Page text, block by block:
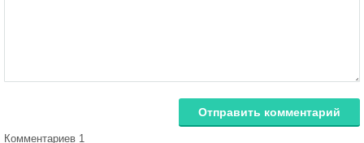
Отправить комментарий
Комментариев 1